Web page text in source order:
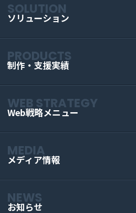
SOLUTION
ソリューション
PRODUCTS
制作・支援実績
WEB STRATEGY
Web戦略メニュー
MEDIA
メディア情報
NEWS
お知らせ